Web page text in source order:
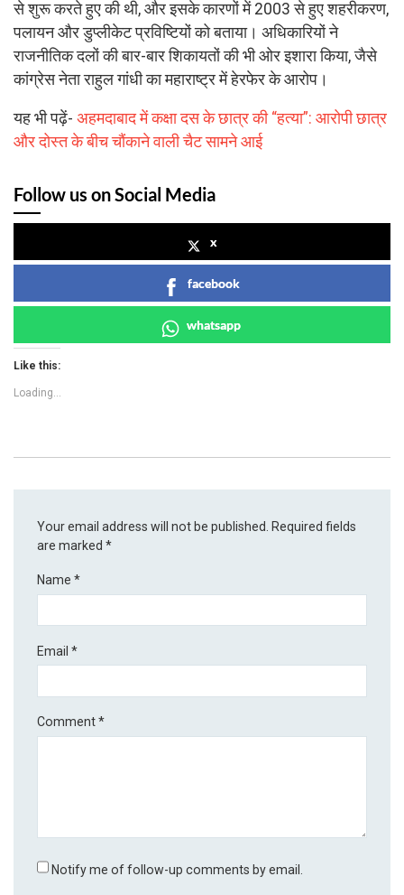
से शुरू करते हुए की थी, और इसके कारणों में 2003 से हुए शहरीकरण,
पलायन और डुप्लीकेट प्रविष्टियों को बताया। अधिकारियों ने
राजनीतिक दलों की बार-बार शिकायतों की भी ओर इशारा किया, जैसे
कांग्रेस नेता राहुल गांधी का महाराष्ट्र में हेरफेर के आरोप।
यह भी पढ़ें- अहमदाबाद में कक्षा दस के छात्र की “हत्या”: आरोपी छात्र
और दोस्त के बीच चौंकाने वाली चैट सामने आई
Follow us on Social Media
x
facebook
whatsapp
Like this:
Loading...
Your email address will not be published.
Required fields
are marked*
Name*
Email*
Comment*
Notify me of follow-up comments by email.